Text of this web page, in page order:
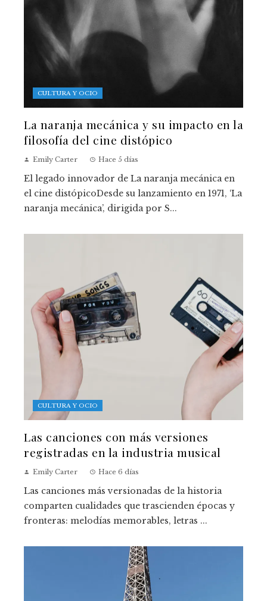
CULTURA Y OCIO
La naranja mecánica y su impacto en la
filosofía del cine distópico
Emily Carter Hace 5 días
El legado innovador de La naranja mecánica en
el cine distópicoDesde su lanzamiento en 1971, ‘La
naranja mecánica’, dirigida por S...
CULTURA Y OCIO
Las canciones con más versiones
registradas en la industria musical
Emily Carter Hace 6 días
Las canciones más versionadas de la historia
comparten cualidades que trascienden épocas y
fronteras: melodías memorables, letras ...